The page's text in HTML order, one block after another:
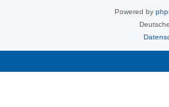
Powered by